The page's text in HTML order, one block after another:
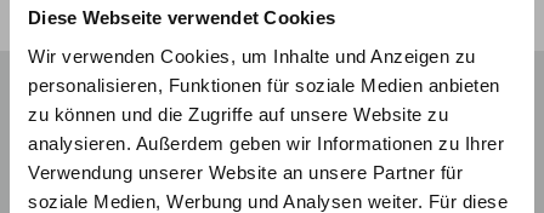
Diese Webseite verwendet Cookies
Wir verwenden Cookies, um Inhalte und Anzeigen zu
personalisieren, Funktionen für soziale Medien anbieten
zu können und die Zugriffe auf unsere Website zu
analysieren. Außerdem geben wir Informationen zu Ihrer
Verwendung unserer Website an unsere Partner für
soziale Medien, Werbung und Analysen weiter. Für diese
w
i
e
d
e
0221 292 010 90 (8:30 - 17:30 Uhr)
Kostenlose 3D Ofenplanung
Unsere Ofenexperten beraten Sie per Videocall und erstellen
ein 3D-Modell Ihres Traumofens, ganz nach Ihren
Vorstellungen und Wünschen. Fragen Sie jetzt kostenlos
und unverbindlich an.